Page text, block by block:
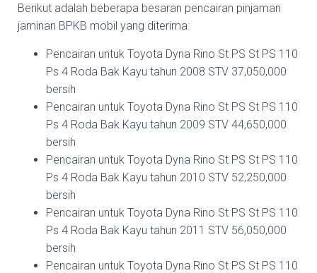
Berikut adalah beberapa besaran pencairan pinjaman
jaminan BPKB mobil yang diterima:
Pencairan untuk Toyota Dyna Rino St PS St PS 110
Ps 4 Roda Bak Kayu tahun 2008 STV 37,050,000
bersih
Pencairan untuk Toyota Dyna Rino St PS St PS 110
Ps 4 Roda Bak Kayu tahun 2009 STV 44,650,000
bersih
Pencairan untuk Toyota Dyna Rino St PS St PS 110
Ps 4 Roda Bak Kayu tahun 2010 STV 52,250,000
bersih
Pencairan untuk Toyota Dyna Rino St PS St PS 110
Ps 4 Roda Bak Kayu tahun 2011 STV 56,050,000
bersih
Pencairan untuk Toyota Dyna Rino St PS St PS 110